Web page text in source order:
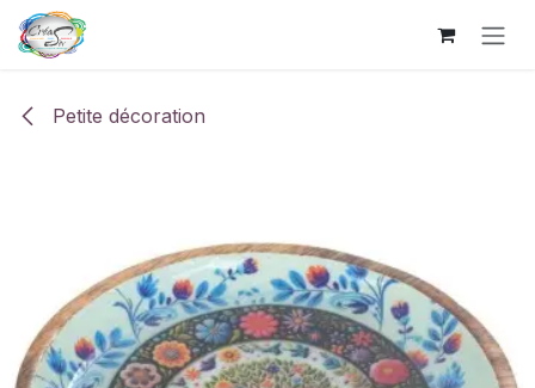
Se rendre au contenu
Petite décoration